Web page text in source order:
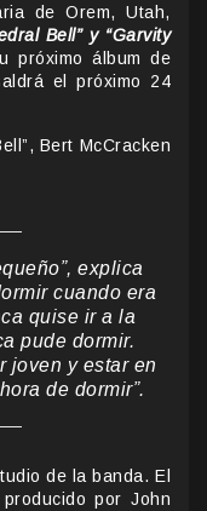
de Orem, Utah,
Bell” y “Garvity
próximo álbum de
el próximo 24
Bert McCracken
explica
cuando era
quise ir a la
pude dormir.
joven y estar en
de dormir”.
de la banda. El
por John